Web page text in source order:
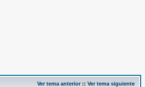
Ver tema anterior:: Ver tema siguiente